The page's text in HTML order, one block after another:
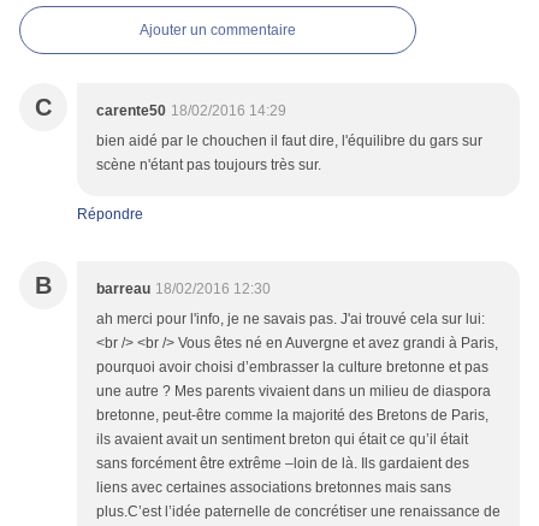
Ajouter un commentaire
C carente50 18/02/2016 14:29
bien aidé par le chouchen il faut dire, l'équilibre du gars sur
scène n'étant pas toujours très sur.
Répondre
B barreau 18/02/2016 12:30
ah merci pour l'info, je ne savais pas. J'ai trouvé cela sur lui:
<br /> <br /> Vous êtes né en Auvergne et avez grandi à Paris,
pourquoi avoir choisi d’embrasser la culture bretonne et pas
une autre ? Mes parents vivaient dans un milieu de diaspora
bretonne, peut-être comme la majorité des Bretons de Paris,
ils avaient avait un sentiment breton qui était ce qu’il était
sans forcément être extrême –loin de là. Ils gardaient des
liens avec certaines associations bretonnes mais sans
plus.C’est l’idée paternelle de concrétiser une renaissance de